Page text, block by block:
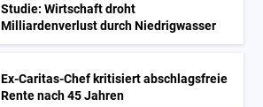
Studie: Wirtschaft droht
Milliardenverlust durch Niedrigwasser
Ex-Caritas-Chef kritisiert abschlagsfreie
Rente nach 45 Jahren